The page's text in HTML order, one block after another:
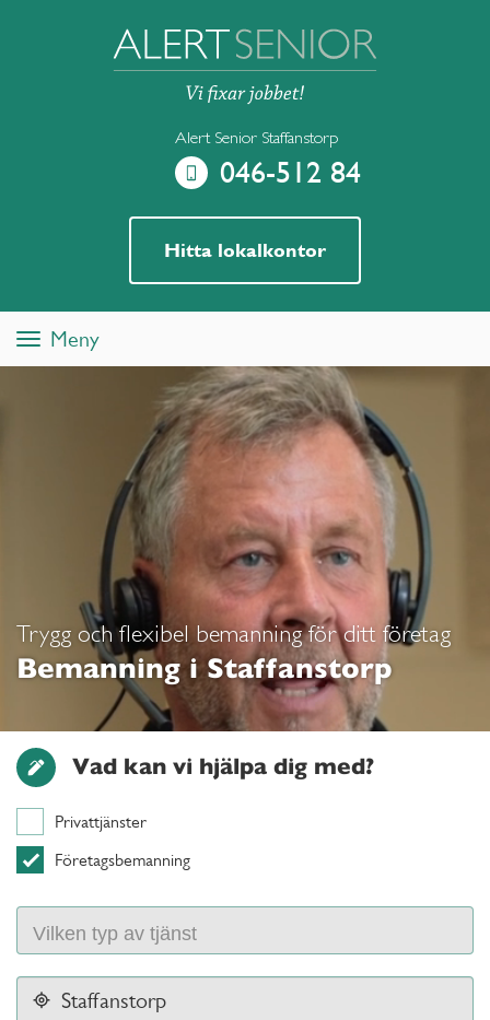
Alert Senior Staffanstorp
046-512 84
Hitta lokalkontor
ToggleMeny
Trygg och flexibel bemanning för ditt företag
Bemanning i Staffanstorp
Vad kan vi hjälpa dig med?
Privattjänster
Företagsbemanning